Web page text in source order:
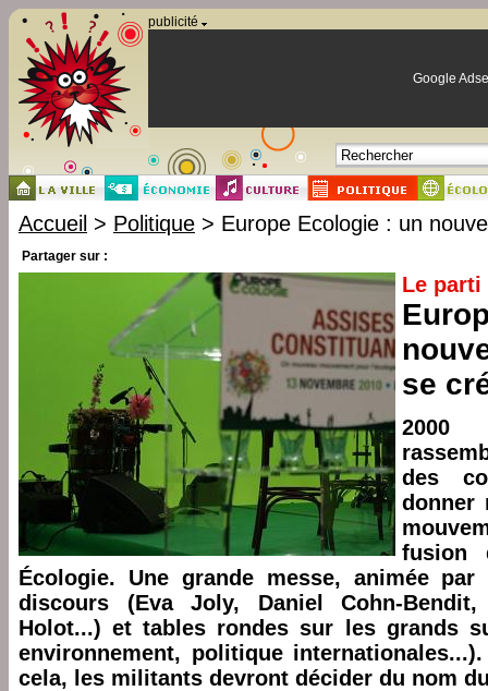
publicité
Google
Accueil > Politique > Europe Ecologie : un
Partager sur :
Le parti
se
2000
des
donner
fusion
Écologie. Une grande messe, animée par
discours (Eva Joly, Daniel Cohn-
Holot...) et tables rondes sur les grands
environnement, politique
cela, les militants devront décider du nom
Panneau de gestion des cookies